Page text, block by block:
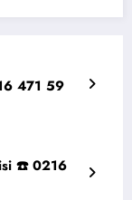
471 59
☎️ 0216